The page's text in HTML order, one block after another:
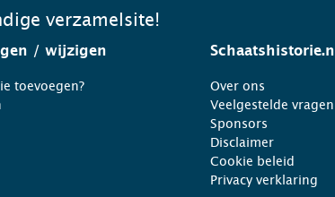
verzamelsite!
/ wijzigen
toevoegen?
Schaatshistorie.nl
Over ons
Veelgestelde vragen
Sponsors
Disclaimer
Cookie beleid
Privacy verklaring